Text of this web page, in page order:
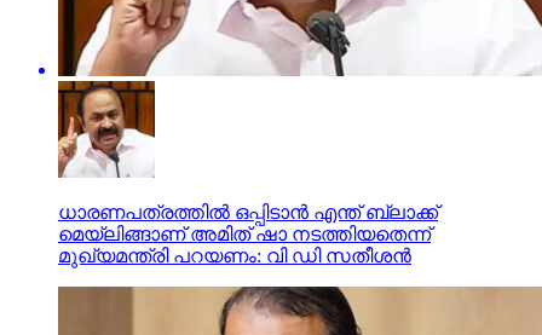
ധാരണപത്രത്തില്‍ ഒപ്പിടാന്‍ എന്ത് ബ്ലാക്ക്
മെയ്‌ലിങ്ങാണ് അമിത് ഷാ നടത്തിയതെന്ന്
മുഖ്യമന്ത്രി പറയണം: വി ഡി സതീശന്‍